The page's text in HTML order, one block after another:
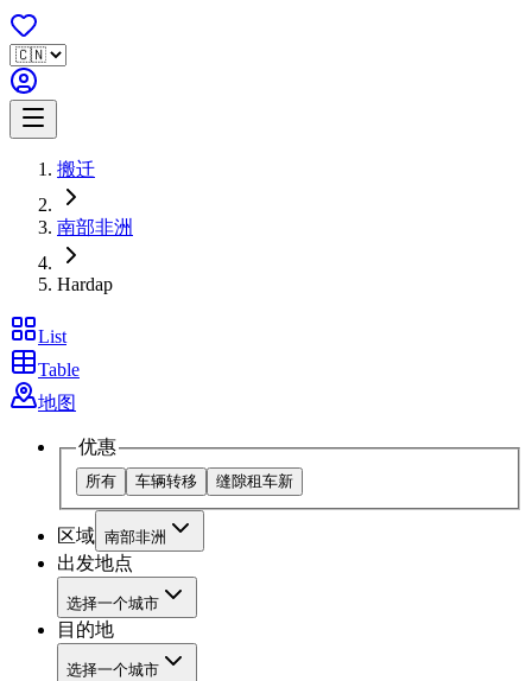
搬迁
南部非洲
Hardap
List
Table
地图
优惠
所有 车辆转移 缝隙租车新
区域 南部非洲
出发地点
选择一个城市
目的地
选择一个城市